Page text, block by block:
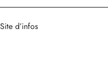
Site d’infos